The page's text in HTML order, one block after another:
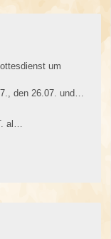
um
den 26.07. und
al…